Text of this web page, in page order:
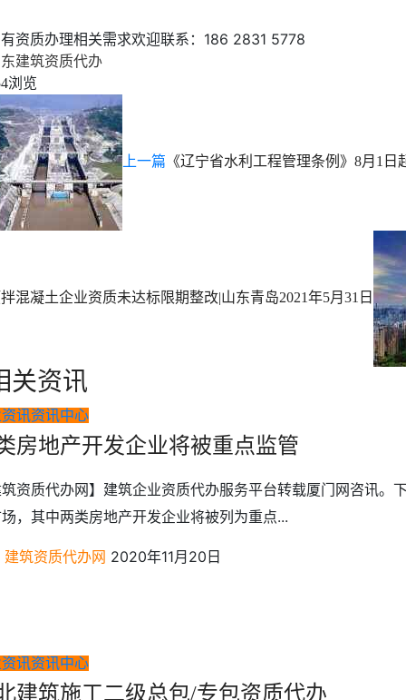
资质办理相关需求欢迎联系：186 2831 5778
建筑资质代办
浏览
上一篇 《辽宁省水利工程管理条例》8月1日
混凝土企业资质未达标限期整改|山东青岛2021年5月31日
关资讯
讯资讯中心
房地产开发企业将被重点监管
资质代办网】建筑企业资质代办服务平台转载厦门网咨讯
，其中两类房地产开发企业将被列为重点...
建筑资质代办网 2020年11月20日
讯资讯中心
建筑施工二级总包/专包资质代办